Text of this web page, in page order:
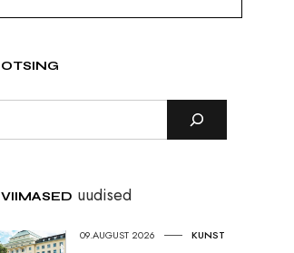
OTSING
VIIMASED uudised
09.AUGUST 2026 KUNST